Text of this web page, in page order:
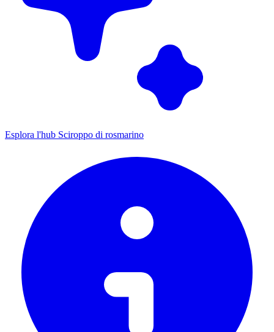
Esplora l'hub Sciroppo di rosmarino